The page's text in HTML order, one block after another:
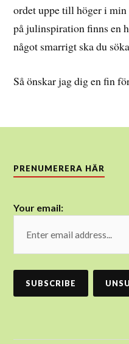
ordet uppe till höger i
på julinspiration finns en
något smarrigt ska du
Så önskar jag dig en fin
PRENUMERERA HÄR
Your email: